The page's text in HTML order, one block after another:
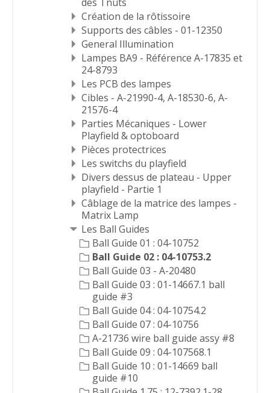
Création de la rôtissoire
Supports des câbles - 01-12350
General Illumination
Lampes BA9 - Référence A-17835 et
24-8793
Les PCB des lampes
Cibles - A-21990-4, A-18530-6, A-
21576-4
Parties Mécaniques - Lower
Playfield & optoboard
Pièces protectrices
Les switchs du playfield
Divers dessus de plateau - Upper
playfield - Partie 1
Câblage de la matrice des lampes -
Matrix Lamp
Les Ball Guides
Ball Guide 01 : 04-10752
Ball Guide 02 : 04-10753.2
Ball Guide 03 - A-20480
Ball Guide 03 : 01-14667.1 ball
guide #3
Ball Guide 04 : 04-10754.2
Ball Guide 07 : 04-10756
A-21736 wire ball guide assy #8
Ball Guide 09 : 04-107568.1
Ball Guide 10 : 01-14669 ball
guide #10